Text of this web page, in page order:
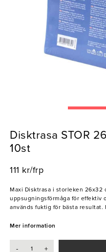
Disktrasa STOR
10st
111 kr/frp
Maxi Disktrasa i storleken 26x32
uppsugningsförmåga för effektiv
används fuktig för bästa
kontinuerligt tvättas för att
Mer information
- +